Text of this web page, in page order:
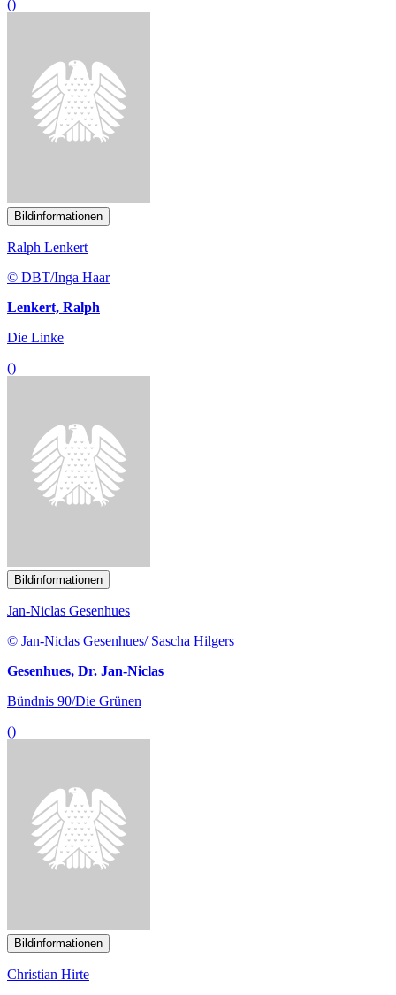
()
Bildinformationen
Ralph Lenkert
© DBT/Inga Haar
Lenkert, Ralph
Die Linke
()
Bildinformationen
Jan-Niclas Gesenhues
© Jan-Niclas Gesenhues/ Sascha Hilgers
Gesenhues, Dr. Jan-Niclas
Bündnis 90/Die Grünen
()
Bildinformationen
Christian Hirte